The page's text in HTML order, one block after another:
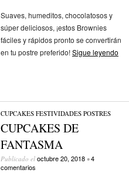
Suaves, humeditos, chocolatosos y
súper deliciosos, ¡estos Brownies
fáciles y rápidos pronto se convertirán
en tu postre preferido!Sigue leyendo
CUPCAKES/FESTIVIDADES/POSTRES
CUPCAKES DE
FANTASMA
Publicado el octubre 20, 2018 •4
comentarios